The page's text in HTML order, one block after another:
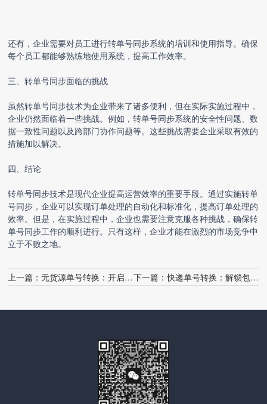
还有，企业需要对员工进行转单号同步系统的培训和使用指导。确保
每个员工都能够熟练地使用系统，提高工作效率。
三、转单号同步面临的挑战
虽然转单号同步技术为企业带来了诸多便利，但在实际实施过程中，
企业仍然面临着一些挑战。例如，转单号同步系统的安全性问题、数
据一致性问题以及跨部门协作问题等。这些挑战需要企业采取有效的
措施加以解决。
四、结论
转单号同步技术是现代企业提高运营效率的重要手段。通过实施转单
号同步，企业可以实现订单处理的自动化和标准化，提高订单处理的
效率。但是，在实施过程中，企业也需要注意克服各种挑战，确保转
单号同步工作的顺利进行。只有这样，企业才能在激烈的市场竞争中
立于不败之地。
上一篇：无货源单号转换：开启电商新时代 下一篇：快递单号转换：解锁包裹追踪的神秘钥匙